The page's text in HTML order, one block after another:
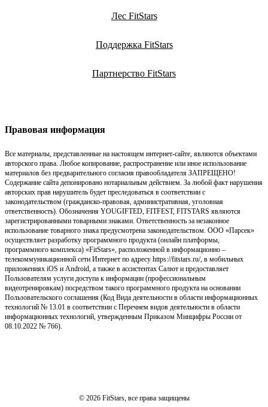
Лес FitStars
Поддержка FitStars
Партнерство FitStars
Правовая информация
Все материалы, представленные на настоящем интернет-сайте, являются объектами
авторского права. Любое копирование, распространение или иное использование
материалов без предварительного согласия правообладателя ЗАПРЕЩЕНО!
Содержание сайта депонировано нотариальным действием. За любой факт нарушения
авторских прав нарушитель будет преследоваться в соответствии с
законодательством (гражданско-правовая, административная, уголовная
ответственность). Обозначения YOUGIFTED, FITFEST, FITSTARS являются
зарегистрированными товарными знаками. Ответственность за незаконное
использование товарного знака предусмотрена законодательством. ООО «Парсек»
осуществляет разработку программного продукта (онлайн платформы,
программного комплекса) «FitStars», расположенной в информационно –
телекоммуникационной сети Интернет по адресу https://fitstars.ru/, в мобильных
приложениях iOS и Android, а также в ассистентах Салют и предоставляет
Пользователям услуги доступа к информации (профессиональным
видеотренировкам) посредством такого программного продукта на основании
Пользовательского соглашения (Код Вида деятельности в области информационных
технологий № 13.01 в соответствии с Перечнем видов деятельности в области
информационных технологий, утвержденным Приказом Минцифры России от
08.10.2022 № 766).
© 2026 FitStars, все права защищены